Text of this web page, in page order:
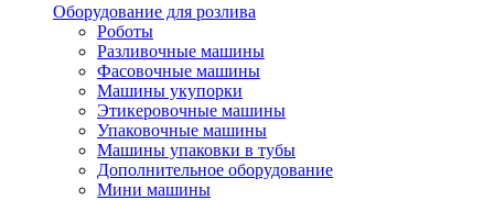
Оборудование для розлива
Роботы
Разливочные машины
Фасовочные машины
Машины укупорки
Этикеровочные машины
Упаковочные машины
Машины упаковки в тубы
Дополнительное оборудование
Мини машины